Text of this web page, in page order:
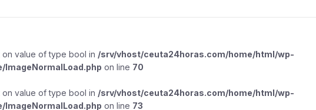
value of type bool in /srv/vhost/ceuta24horas.com/home/html/wp-
on line 70
value of type bool in /srv/vhost/ceuta24horas.com/home/html/wp-
on line 73